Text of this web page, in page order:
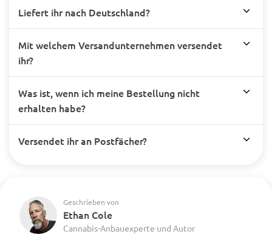
Liefert ihr nach Deutschland?
Mit welchem Versandunternehmen versendet
ihr?
Was ist, wenn ich meine Bestellung nicht
erhalten habe?
Versendet ihr an Postfächer?
Geschrieben von
Ethan Cole
Cannabis-Anbauexperte und Autor